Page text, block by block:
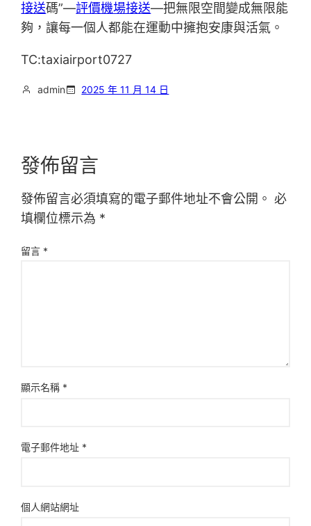
接送碼”—評價機場接送—把無限空間變成無限能
夠，讓每一個人都能在運動中擁抱安康與活氣。
TC:taxiairport0727
admin 2025 年 11 月 14 日
發佈留言
發佈留言必須填寫的電子郵件地址不會公開。 必
填欄位標示為 *
留言 *
顯示名稱 *
電子郵件地址 *
個人網站網址